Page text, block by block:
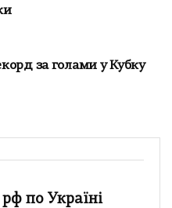
за голами у Кубку
по Україні